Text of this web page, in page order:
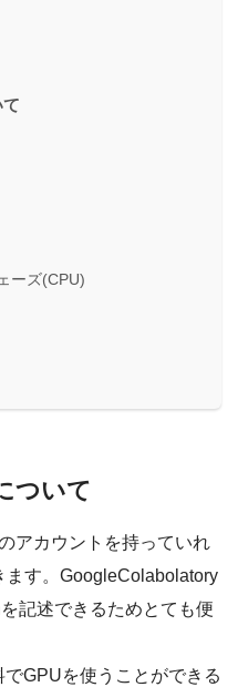
ーズ(CPU)
ついて
アカウントを持っていれ
ます。GoogleColabolatory
記述できるためとても便
GPUを使うことができる